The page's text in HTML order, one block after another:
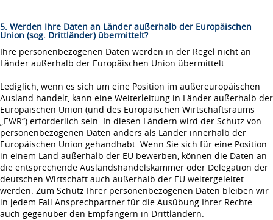
5. Werden Ihre Daten an Länder außerhalb der Europäischen
Union (sog. Drittländer) übermittelt?
Ihre personenbezogenen Daten werden in der Regel nicht an
Länder außerhalb der Europäischen Union übermittelt.
Lediglich, wenn es sich um eine Position im außereuropäischen
Ausland handelt, kann eine Weiterleitung in Länder außerhalb der
Europäischen Union (und des Europäischen Wirtschaftsraums
„EWR“) erforderlich sein. In diesen Ländern wird der Schutz von
personenbezogenen Daten anders als Länder innerhalb der
Europäischen Union gehandhabt. Wenn Sie sich für eine Position
in einem Land außerhalb der EU bewerben, können die Daten an
die entsprechende Auslandshandelskammer oder Delegation der
deutschen Wirtschaft auch außerhalb der EU weitergeleitet
werden. Zum Schutz Ihrer personenbezogenen Daten bleiben wir
in jedem Fall Ansprechpartner für die Ausübung Ihrer Rechte
auch gegenüber den Empfängern in Drittländern.